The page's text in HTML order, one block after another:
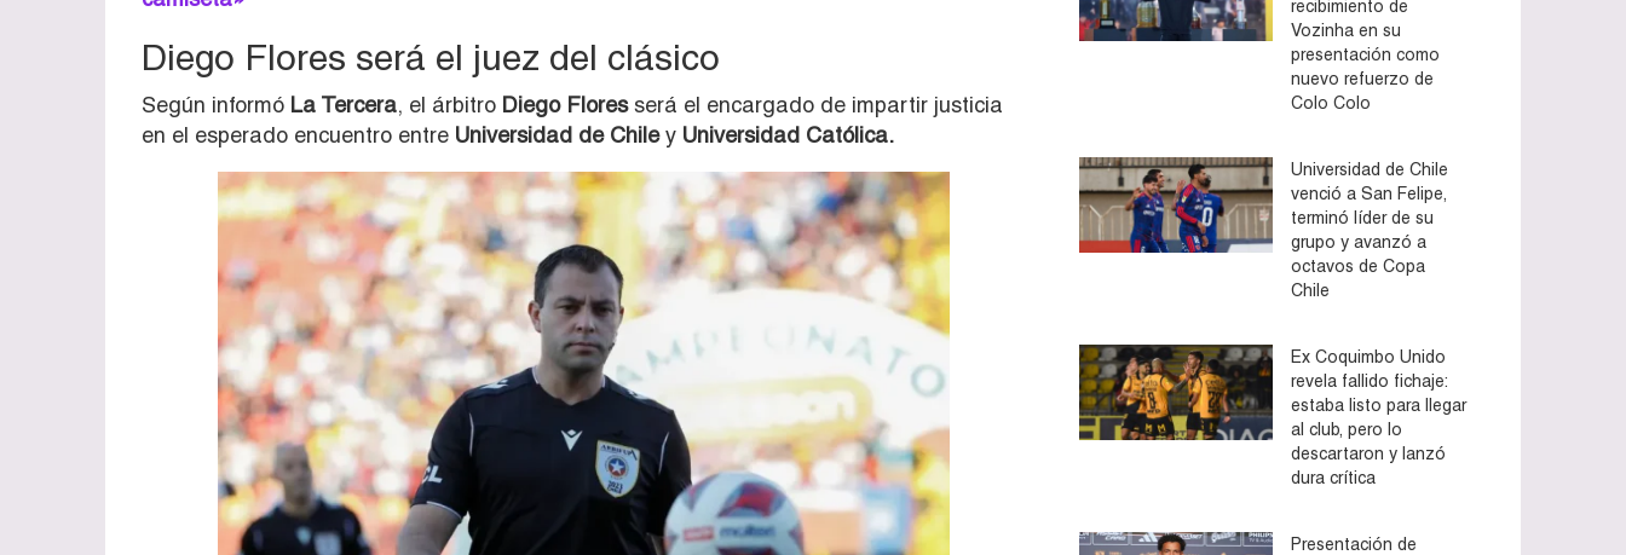
Diego Flores será el juez del clásico
Según informó La Tercera, el árbitro Diego Floresserá el encargado de impartir justicia
en el esperado encuentro entre Universidad de Chiley Universidad Católica.
recibimiento de
Vozinha en su
presentación como
nuevo refuerzo de
Colo Colo
Universidad de Chile
venció a San Felipe,
terminó líder de su
grupo y avanzó a
octavos de Copa
Chile
Ex Coquimbo Unido
revela fallido fichaje:
estaba listo para llegar
al club, pero lo
descartaron y lanzó
dura crítica
Presentación de